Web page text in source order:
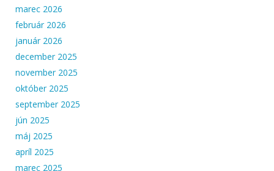
marec 2026
február 2026
január 2026
december 2025
november 2025
október 2025
september 2025
jún 2025
máj 2025
apríl 2025
marec 2025